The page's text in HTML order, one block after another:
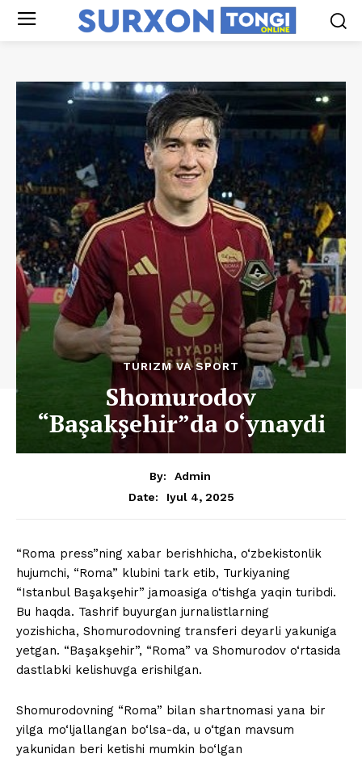
TURIZM VA SPORT
Shomurodov
“Başakşehir”da o‘ynaydi
By:
Admin
Date:
Iyul 4, 2025
“Roma press”ning xabar berishhicha, o‘zbekistonlik
hujumchi, “Roma” klubini tark etib, Turkiyaning
“Istanbul Başakşehir” jamoasiga o‘tishga yaqin turibdi.
Bu haqda. Tashrif buyurgan jurnalistlarning
yozishicha, Shomurodovning transferi deyarli yakuniga
yetgan. “Başakşehir”, “Roma” va Shomurodov o‘rtasida
dastlabki kelishuvga erishilgan.
Shomurodovning “Roma” bilan shartnomasi yana bir
yilga mo‘ljallangan bo‘lsa-da, u o‘tgan mavsum
yakunidan beri ketishi mumkin bo‘lgan